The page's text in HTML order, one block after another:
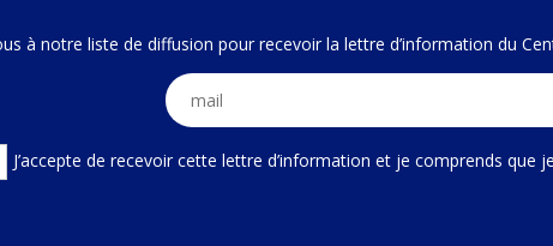
à notre liste de diffusion pour recevoir la lettre d’information du
J’accepte de recevoir cette lettre d’information et je comprends